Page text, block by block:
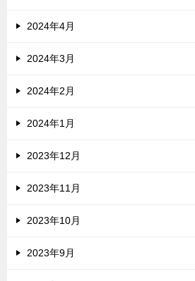
2024年4月
2024年3月
2024年2月
2024年1月
2023年12月
2023年11月
2023年10月
2023年9月